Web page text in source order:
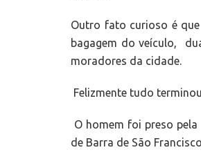
Outro fato curioso é
bagagem do veículo,
moradores da cidade.
Felizmente tudo
O homem foi preso
de Barra de São